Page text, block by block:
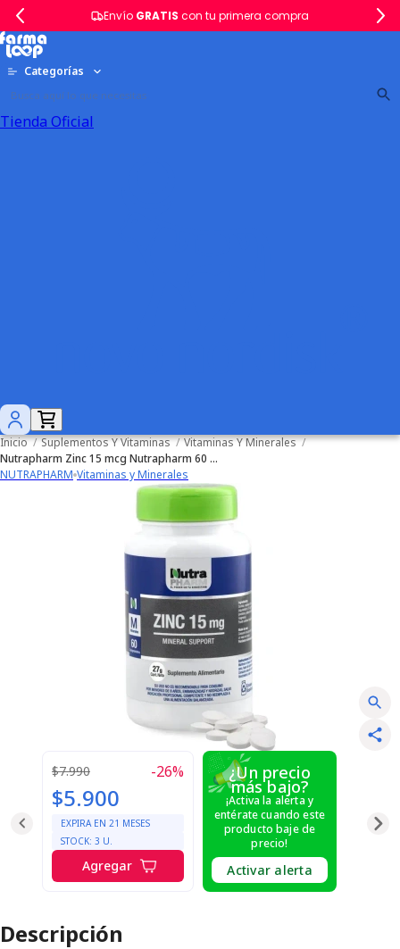
Envío GRATIS con tu primera compra
Categorías
Tienda Oficial
Inicio / Suplementos Y Vitaminas / Vitaminas Y Minerales /
Nutrapharm Zinc 15 mcg Nutrapharm 60 Comprimidos
NUTRAPHARM Vitaminas y Minerales
$7.990 -26%
$5.900
EXPIRA EN 21 MESES
STOCK: 3 U.
Agregar
¿Un precio
más bajo?
¡Activa la alerta y
entérate cuando este
producto baje de
precio!
Activar alerta
Descripción